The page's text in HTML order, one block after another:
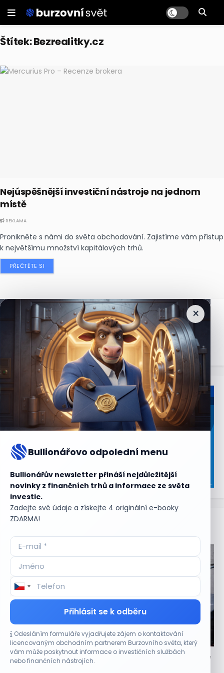
Štítek:Bezrealitky.cz
Nejúspěšnější investiční nástroje na jednom
místě
REKLAMA
Pronikněte s námi do světa obchodování. Zajistíme vám přístup
k největšímu množství kapitálových trhů.
PŘEČTĚTE SI
×
Bullionářovo odpolední menu
Bullionářův newsletter přináší nejdůležitější
novinky z finančních trhů a informace ze světa
investic.
Zadejte své údaje a získejte 4 originální e-booky
ZDARMA!
Přihlásit se k odběru
Odesláním formuláře vyjadřujete zájem o kontaktování
licencovaným obchodním partnerem Burzovního světa, který
vám může poskytnout informace o investičních službách
nebo finančních nástrojích.
Nejčtenějšízprávy
Aktuální
CO HÝBE TRHEM
Akciový trh konečně opět roste – a navíc se akcie
stávají levnějšími